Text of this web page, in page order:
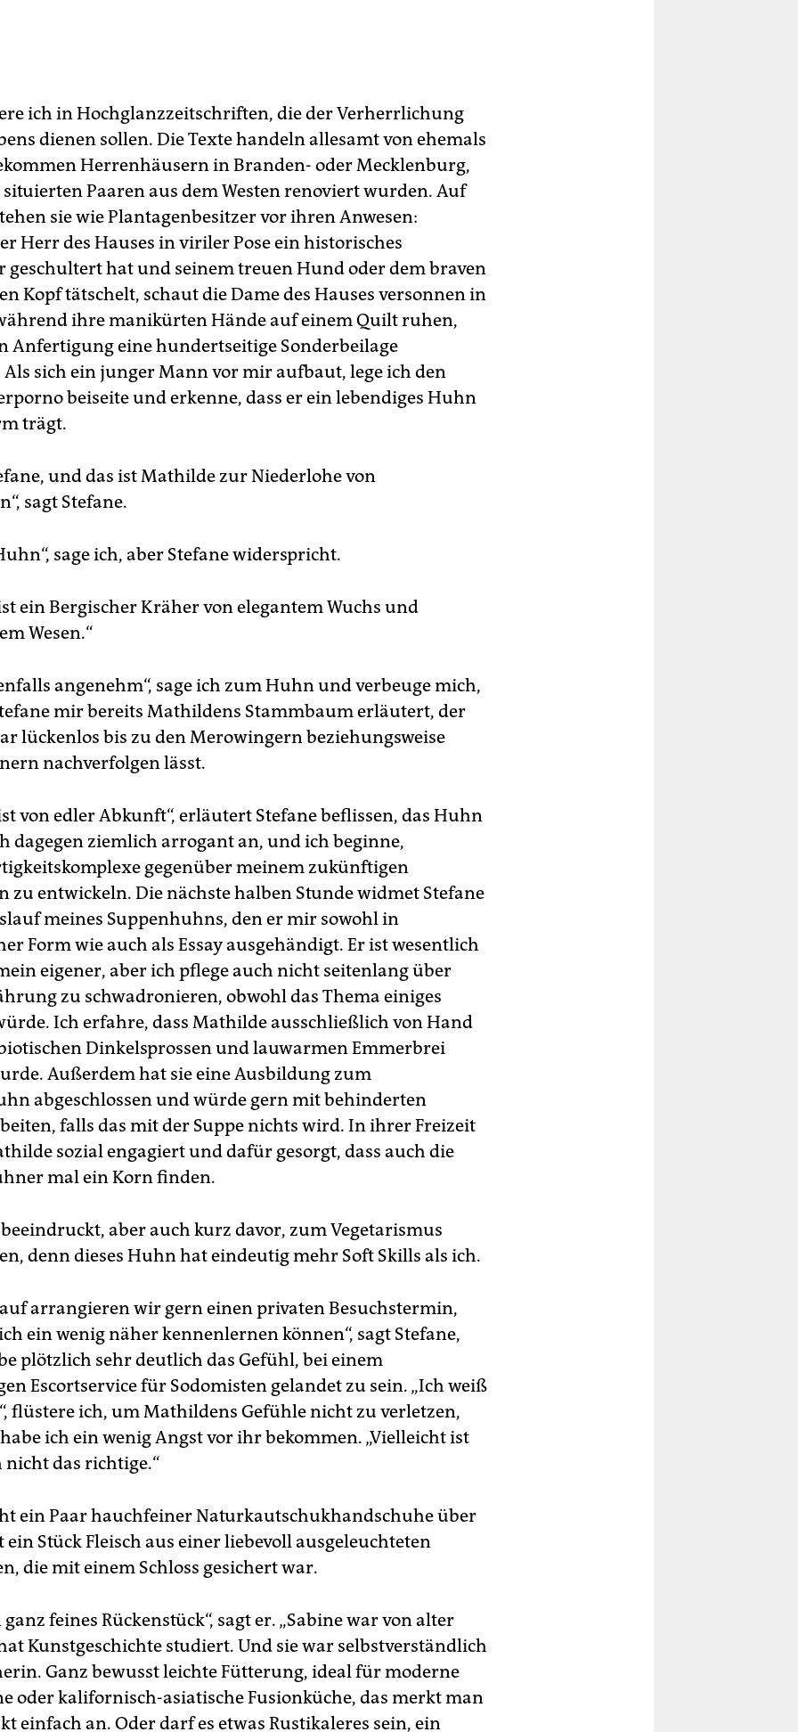
ich in Hochglanzzeitschriften, die der Verherrlichung
dienen sollen. Die Texte handeln allesamt von ehemals
Herrenhäusern in Branden- oder Mecklenburg,
Paaren aus dem Westen renoviert wurden. Auf
sie wie Plantagenbesitzer vor ihren Anwesen:
Herr des Hauses in viriler Pose ein historisches
geschultert hat und seinem treuen Hund oder dem braven
Kopf tätschelt, schaut die Dame des Hauses versonnen in
ihre manikürten Hände auf einem Quilt ruhen,
Anfertigung eine hundertseitige Sonderbeilage
sich ein junger Mann vor mir aufbaut, lege ich den
beiseite und erkenne, dass er ein lebendiges Huhn
trägt.
und das ist Mathilde zur Niederlohe von
sagt Stefane.
sage ich, aber Stefane widerspricht.
ein Bergischer Kräher von elegantem Wuchs und
Wesen.“
angenehm“, sage ich zum Huhn und verbeuge mich,
mir bereits Mathildens Stammbaum erläutert, der
lückenlos bis zu den Merowingern beziehungsweise
nachverfolgen lässt.
von edler Abkunft“, erläutert Stefane beflissen, das Huhn
dagegen ziemlich arrogant an, und ich beginne,
gegenüber meinem zukünftigen
zu entwickeln. Die nächste halben Stunde widmet Stefane
meines Suppenhuhns, den er mir sowohl in
Form wie auch als Essay ausgehändigt. Er ist wesentlich
eigener, aber ich pflege auch nicht seitenlang über
zu schwadronieren, obwohl das Thema einiges
Ich erfahre, dass Mathilde ausschließlich von Hand
Dinkelsprossen und lauwarmen Emmerbrei
Außerdem hat sie eine Ausbildung zum
abgeschlossen und würde gern mit behinderten
falls das mit der Suppe nichts wird. In ihrer Freizeit
sozial engagiert und dafür gesorgt, dass auch die
mal ein Korn finden.
aber auch kurz davor, zum Vegetarismus
denn dieses Huhn hat eindeutig mehr Soft Skills als ich.
arrangieren wir gern einen privaten Besuchstermin,
ein wenig näher kennenlernen können“, sagt Stefane,
plötzlich sehr deutlich das Gefühl, bei einem
Escortservice für Sodomisten gelandet zu sein. „Ich weiß
flüstere ich, um Mathildens Gefühle nicht zu verletzen,
ich ein wenig Angst vor ihr bekommen. „Vielleicht ist
das richtige.“
ein Paar hauchfeiner Naturkautschukhandschuhe über
Stück Fleisch aus einer liebevoll ausgeleuchteten
die mit einem Schloss gesichert war.
ganz feines Rückenstück“, sagt er. „Sabine war von alter
Kunstgeschichte studiert. Und sie war selbstverständlich
Ganz bewusst leichte Fütterung, ideal für moderne
oder kalifornisch-asiatische Fusionküche, das merkt man
einfach an. Oder darf es etwas Rustikaleres sein, ein